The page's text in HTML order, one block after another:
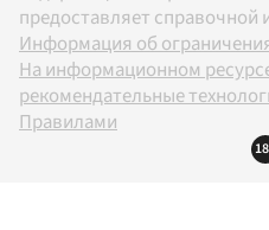
предоставляет
Информация об
На информационном
рекомендательные
Правилами